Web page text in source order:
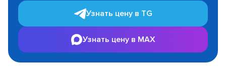
Узнать цену в TG
Узнать цену в MAX